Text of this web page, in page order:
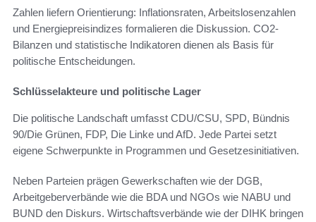
Zahlen liefern Orientierung: Inflationsraten, Arbeitslosenzahlen
und Energiepreisindizes formalieren die Diskussion. CO2-
Bilanzen und statistische Indikatoren dienen als Basis für
politische Entscheidungen.
Schlüsselakteure und politische Lager
Die politische Landschaft umfasst CDU/CSU, SPD, Bündnis
90/Die Grünen, FDP, Die Linke und AfD. Jede Partei setzt
eigene Schwerpunkte in Programmen und Gesetzesinitiativen.
Neben Parteien prägen Gewerkschaften wie der DGB,
Arbeitgeberverbände wie die BDA und NGOs wie NABU und
BUND den Diskurs. Wirtschaftsverbände wie der DIHK bringen